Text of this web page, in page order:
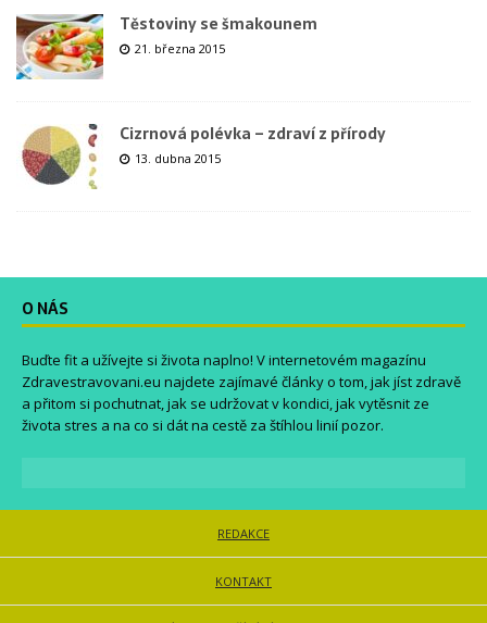
Těstoviny se šmakounem
21. března 2015
Cizrnová polévka – zdraví z přírody
13. dubna 2015
O NÁS
Buďte fit a užívejte si života naplno! V internetovém magazínu
Zdravestravovani.eu najdete zajímavé články o tom, jak jíst zdravě
a přitom si pochutnat, jak se udržovat v kondici, jak vytěsnit ze
života stres a na co si dát na cestě za štíhlou linií pozor.
REDAKCE
KONTAKT